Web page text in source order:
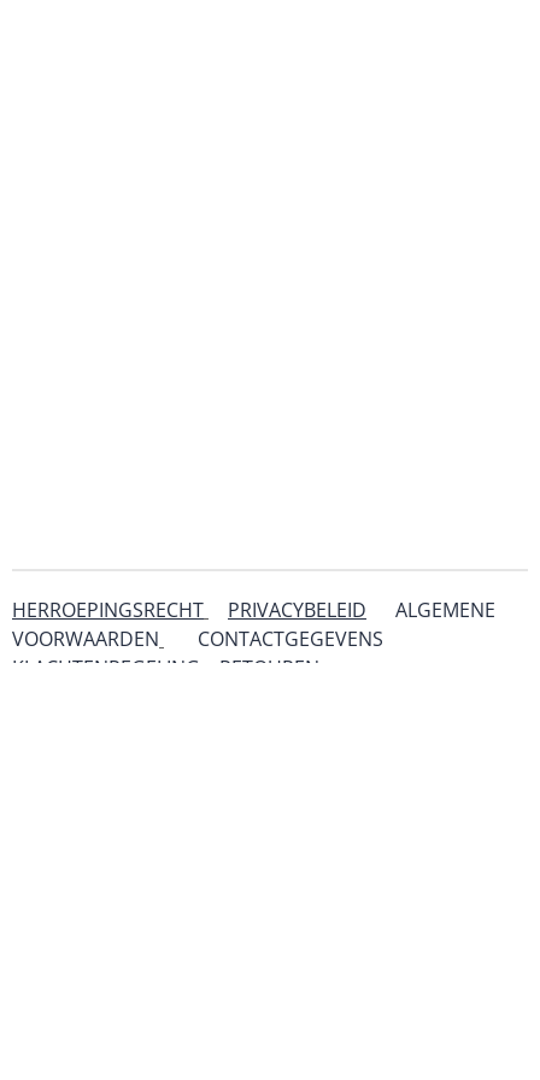
HERROEPINGSRECHT PRIVACYBELEID
ALGEMENE
VOORWAARDEN
CONTACTGEGEVENS
KLACHTENREGELING
RETOUREN